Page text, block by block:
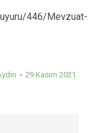
446/Mevzuat-
29 Kasım 2021